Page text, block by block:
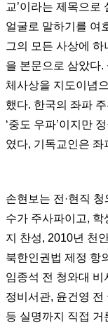
교’이라는 제목으로
얼굴로 말하기를 여
그의 모든 사상에 하
을 본문으로 삼았다.
체사상을 지도이념
했다. 한국의 좌파
‘중도 우파’이지만
였다, 기독교인은 좌
손현보는 전·현직
수가 주사파이고, 학
지 찬성, 2010년 천
북한인권법 제정 항
임종석 전 청와대 비
정비서관, 윤건영
등 실명까지 직접